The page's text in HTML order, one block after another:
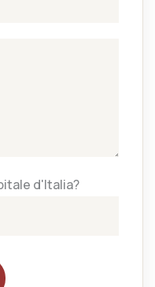
d'Italia?